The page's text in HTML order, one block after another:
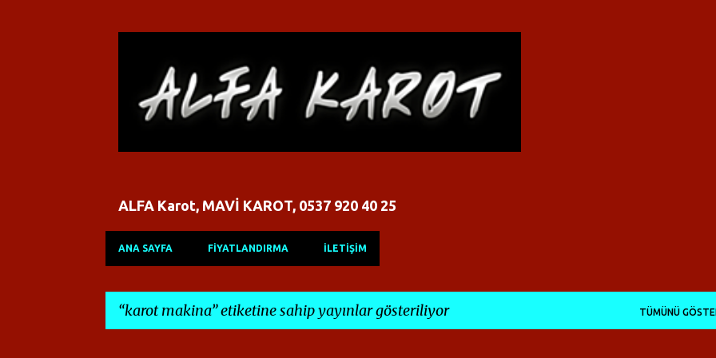
ALFA Karot, MAVİ KAROT, 0537 920 40 25
ANA SAYFA FİYATLANDIRMA İLETİŞİM
karot makina etiketine sahip yayınlar gösteriliyor TÜMÜNÜ